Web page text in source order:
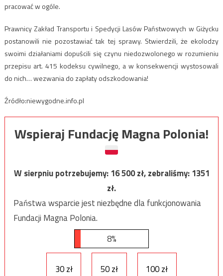
pracować w ogóle.
Prawnicy Zakład Transportu i Spedycji Lasów Państwowych w Giżycku
postanowili nie pozostawiać tak tej sprawy. Stwierdzili, że ekolodzy
swoimi działaniami dopuścili się czynu niedozwolonego w rozumieniu
przepisu art. 415 kodeksu cywilnego, a w konsekwencji wystosowali
do nich… wezwania do zapłaty odszkodowania!
Źródło:niewygodne.info.pl
Wspieraj Fundację Magna Polonia!
W sierpniu potrzebujemy:16 500zł, zebraliśmy:1351
zł.
Państwa wsparcie jest niezbędne dla funkcjonowania
Fundacji Magna Polonia.
8%
30 zł 50 zł 100 zł